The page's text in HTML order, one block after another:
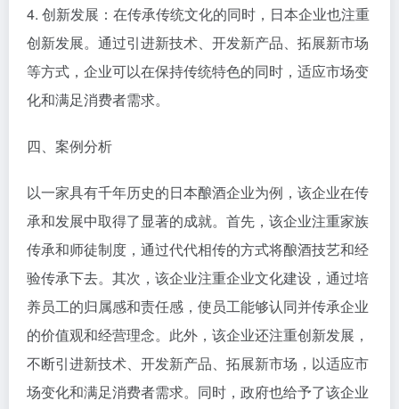
4. 创新发展：在传承传统文化的同时，日本企业也注重
创新发展。通过引进新技术、开发新产品、拓展新市场
等方式，企业可以在保持传统特色的同时，适应市场变
化和满足消费者需求。
四、案例分析
以一家具有千年历史的日本酿酒企业为例，该企业在传
承和发展中取得了显著的成就。首先，该企业注重家族
传承和师徒制度，通过代代相传的方式将酿酒技艺和经
验传承下去。其次，该企业注重企业文化建设，通过培
养员工的归属感和责任感，使员工能够认同并传承企业
的价值观和经营理念。此外，该企业还注重创新发展，
不断引进新技术、开发新产品、拓展新市场，以适应市
场变化和满足消费者需求。同时，政府也给予了该企业